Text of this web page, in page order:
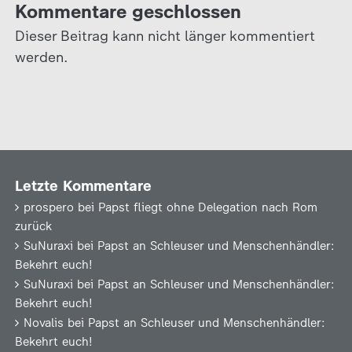
Kommentare geschlossen
Dieser Beitrag kann nicht länger kommentiert
werden.
Letzte Kommentare
prospero bei Papst fliegt ohne Delegation nach Rom
zurück
SuNuraxi bei Papst an Schleuser und Menschenhändler:
Bekehrt euch!
SuNuraxi bei Papst an Schleuser und Menschenhändler:
Bekehrt euch!
Novalis bei Papst an Schleuser und Menschenhändler:
Bekehrt euch!